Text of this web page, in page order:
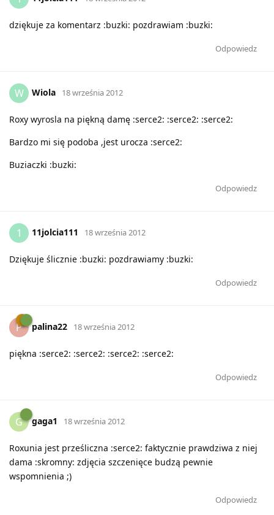
dziękuje za komentarz :buzki: pozdrawiam :buzki:
Odpowiedz
W Wiola 18 września 2012
Roxy wyrosla na piękną damę :serce2: :serce2: :serce2:
Bardzo mi się podoba ,jest urocza :serce2:
Buziaczki :buzki:
Odpowiedz
1 11jolcia111 18 września 2012
Dziękuje ślicznie :buzki: pozdrawiamy :buzki:
Odpowiedz
P palina22 18 września 2012
piękna :serce2: :serce2: :serce2: :serce2:
Odpowiedz
G gaga1 18 września 2012
Roxunia jest prześliczna :serce2: faktycznie prawdziwa z niej
dama :skromny: zdjęcia szczenięce budzą pewnie
wspomnienia ;)
Odpowiedz